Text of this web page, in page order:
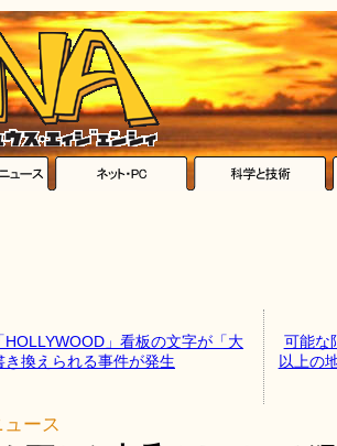
HOLLYWOOD」看板の文字が「大
き換えられる事件が発生
可能な
以上の
ース